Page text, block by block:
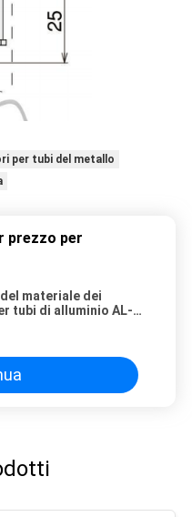
per tubi del metallo
prezzo per
del materiale dei
tubi di alluminio AL-